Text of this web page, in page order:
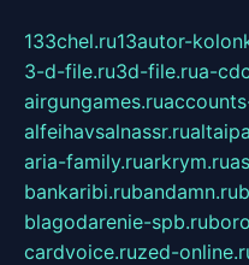
133chel.ru13autor-
3-d-file.ru3d-file.rua-
airgungames.ru
alfeihavsalnassr.ru
aria-family.ruarkrym.ru
bankaribi.rubandamn.ru
blagodarenie-spb.ru
cardvoice.ruzed-